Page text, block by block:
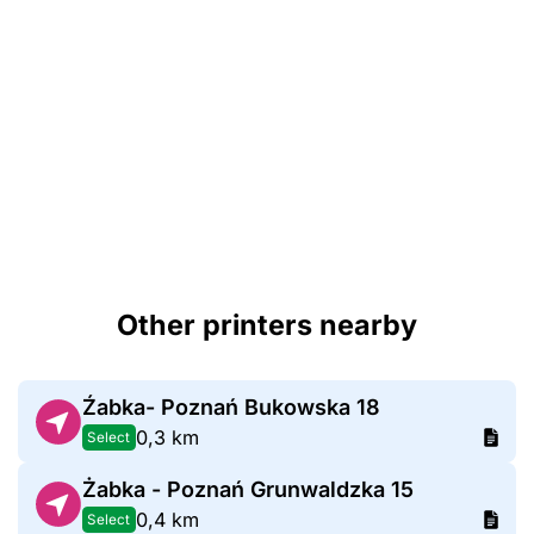
Other printers nearby
Źabka- Poznań Bukowska 18
Select 0,3 km
Żabka - Poznań Grunwaldzka 15
Select 0,4 km